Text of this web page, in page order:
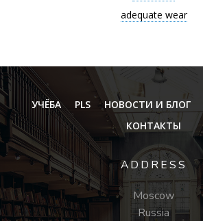
adequate wear
УЧЁБА PLS НОВОСТИ И БЛОГ
КОНТАКТЫ
ADDRESS
Moscow
Russia